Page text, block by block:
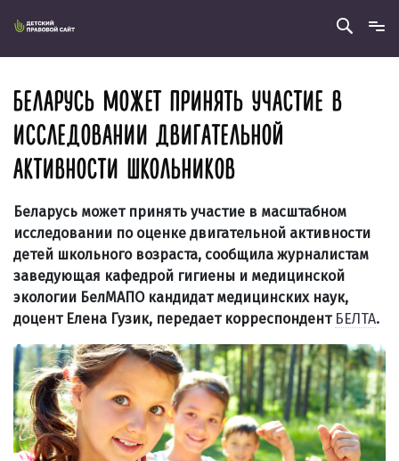
БЕЛАРУСЬ МОЖЕТ ПРИНЯТЬ УЧАСТИЕ В
ИССЛЕДОВАНИИ ДВИГАТЕЛЬНОЙ
АКТИВНОСТИ ШКОЛЬНИКОВ
Беларусь может принять участие в масштабном
исследовании по оценке двигательной активности
детей школьного возраста, сообщила журналистам
заведующая кафедрой гигиены и медицинской
экологии БелМАПО кандидат медицинских наук,
доцент Елена Гузик, передает корреспондент БЕЛТА.